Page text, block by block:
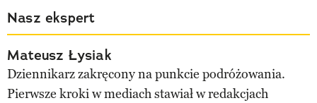
Nasz ekspert
Mateusz Łysiak
Dziennikarz zakręcony na punkcie podróżowania.
Pierwsze kroki w mediach stawiał w redakcjach